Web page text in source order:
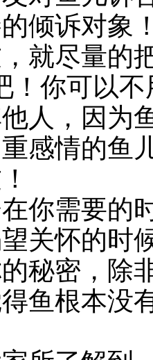
倾诉对象
就尽量的
！你可以
人，因为
感情的鱼
需要的
关怀的时
秘密，除
鱼根本没